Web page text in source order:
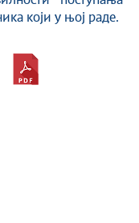
који у њој раде.